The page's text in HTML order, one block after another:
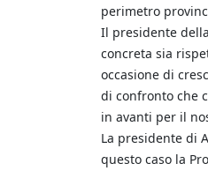
perimetro
Il presidente
concreta sia
occasione di
di confronto che
in avanti per il
La presidente di
questo caso la